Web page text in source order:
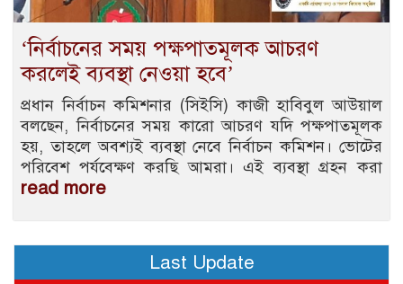
‘নির্বাচনের সময় পক্ষপাতমূলক আচরণ
করলেই ব্যবস্থা নেওয়া হবে’
প্রধান নির্বাচন কমিশনার (সিইসি) কাজী হাবিবুল আউয়াল
বলছেন, নির্বাচনের সময় কারো আচরণ যদি পক্ষপাতমূলক
হয়, তাহলে অবশ্যই ব্যবস্থা নেবে নির্বাচন কমিশন। ভোটের
পরিবেশ পর্যবেক্ষণ করছি আমরা। এই ব্যবস্থা গ্রহন করা
read more
Last Update